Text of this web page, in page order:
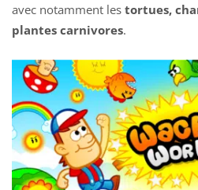
avec notamment les tortues,
plantes carnivores.